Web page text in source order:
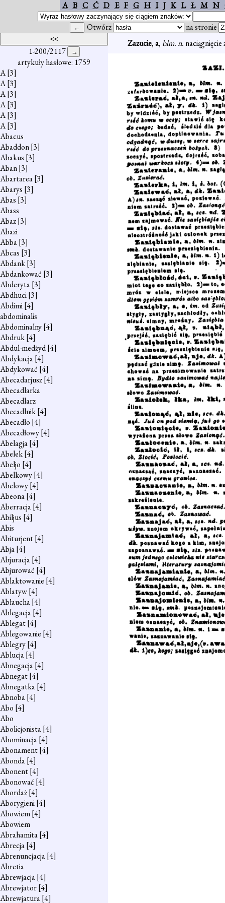
A B C Ć D E F G H I J K L Ł M N
Otwórz na stronie
1-200/2117
artykuły hasłowe: 1759
A[3]
A[3]
A[3]
A[3]
A[3]
A[3]
Abacus
Abaddon[3]
Abakus [3]
Aban[3]
Abartarea[3]
Abarys [3]
Abas [3]
Abass
Abaz[3]
Abazi
Abba[3]
Abcas [3]
Abdank[3]
Abdankować [3]
Abderyta[3]
Abdhuci[3]
Abdimi[4]
abdominalis
Abdominalny[4]
Abdruk[4]
Abdul-medżyd[4]
Abdykacja[4]
Abdykować [4]
Abecadarjusz[4]
Abecadlarka
Abecadlarz
Abecadlnik[4]
Abecadło [4]
Abecadłowy[4]
Abelagja[4]
Abelek[4]
Abeljo [4]
Abelkowy[4]
Abelowy[4]
Abeona[4]
Aberracja[4]
Abiljus [4]
Abis
Abiturjent[4]
Abja[4]
Abjuracja[4]
Abjurować [4]
Ablaktowanie [4]
Ablatyw[4]
Abłaucha[4]
Ablegacja[4]
Ablegat[4]
Ablegowanie [4]
Ablegry[4]
Ablucja[4]
Abnegacja[4]
Abnegat[4]
Abnegatka[4]
Abnoba[4]
Abo [4]
Abo
Abolicjonista[4]
Abominacja[4]
Abonament[4]
Abonda[4]
Abonent[4]
Abonować [4]
Abordaż[4]
Aborygieni[4]
Abowiem[4]
Abowiem
Abrahamita[4]
Abrecja[4]
Abrenuncjacja[4]
Abretia
Abrewjacja[4]
Abrewjator[4]
Abrewjatura[4]
Zazucie,a, blm. n.naciągnięcie